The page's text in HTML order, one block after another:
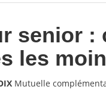
senior :
les
Mutuelle